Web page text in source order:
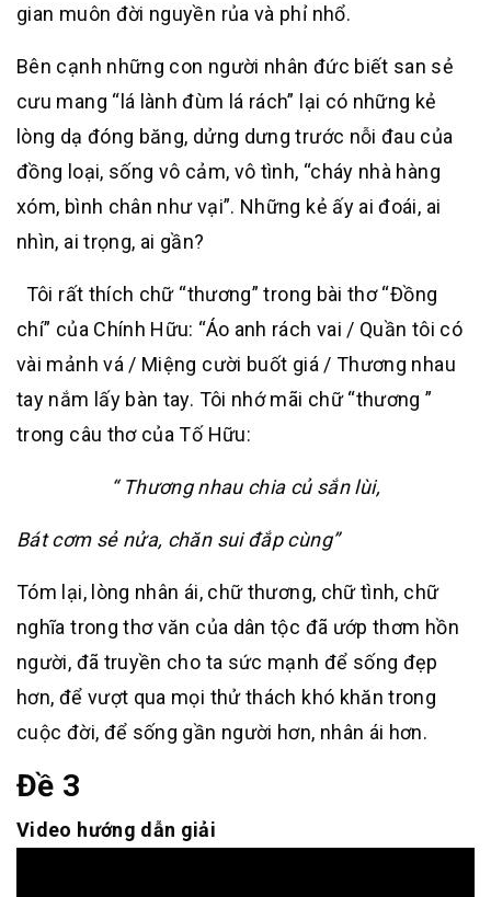
gian muôn đời nguyền rủa và phỉ nhổ.
Bên cạnh những con người nhân đức biết san sẻ
cưu mang “lá lành đùm lá rách” lại có những kẻ
lòng dạ đóng băng, dửng dưng trước nỗi đau của
đồng loại, sống vô cảm, vô tình, “cháy nhà hàng
xóm, bình chân như vại”. Những kẻ ấy ai đoái, ai
nhìn, ai trọng, ai gần?
Tôi rất thích chữ “thương” trong bài thơ “Đồng
chí” của Chính Hữu: “Áo anh rách vai / Quần tôi có
vài mảnh vá / Miệng cười buốt giá / Thương nhau
tay nắm lấy bàn tay. Tôi nhớ mãi chữ “thương ”
trong câu thơ của Tố Hữu:
“ Thương nhau chia củ sắn lùi,
Bát cơm sẻ nửa, chăn sui đắp cùng”
Tóm lại, lòng nhân ái, chữ thương, chữ tình, chữ
nghĩa trong thơ văn của dân tộc đã ướp thơm hồn
người, đã truyền cho ta sức mạnh để sống đẹp
hơn, để vượt qua mọi thử thách khó khăn trong
cuộc đời, để sống gần người hơn, nhân ái hơn.
Đề 3
Video hướng dẫn giải